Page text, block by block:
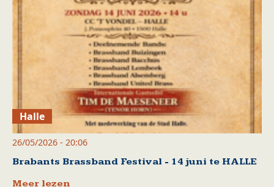
Halle
26/05/2026 - 20:06
Brabants Brassband Festival - 14 juni te HALLE
Meer lezen